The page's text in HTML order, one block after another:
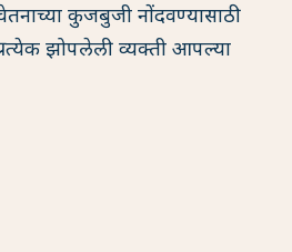
कुजबुजी नोंदवण्यासाठी
प्रत्येक झोपलेली व्यक्ती आपल्या